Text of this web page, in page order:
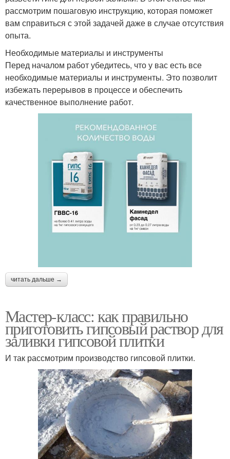
рассмотрим пошаговую инструкцию, которая поможет
вам справиться с этой задачей даже в случае отсутствия
опыта.
Необходимые материалы и инструменты
Перед началом работ убедитесь, что у вас есть все
необходимые материалы и инструменты. Это позволит
избежать перерывов в процессе и обеспечить
качественное выполнение работ.
читать дальше →
Мастер-класс: как правильно
приготовить гипсовый раствор для
заливки гипсовой плитки
И так рассмотрим производство гипсовой плитки.